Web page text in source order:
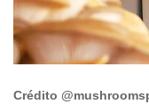
Crédito